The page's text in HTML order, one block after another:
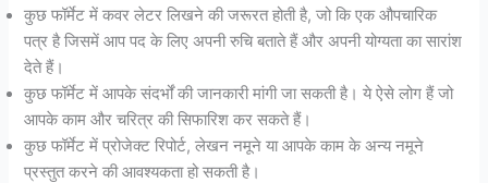
कुछ फॉर्मेट में कवर लेटर लिखने की जरूरत होती है, जो कि एक औपचारिक
पत्र है जिसमें आप पद के लिए अपनी रुचि बताते हैं और अपनी योग्यता का सारांश
देते हैं।
कुछ फॉर्मेट में आपके संदर्भों की जानकारी मांगी जा सकती है। ये ऐसे लोग हैं जो
आपके काम और चरित्र की सिफारिश कर सकते हैं।
कुछ फॉर्मेट में प्रोजेक्ट रिपोर्ट, लेखन नमूने या आपके काम के अन्य नमूने
प्रस्तुत करने की आवश्यकता हो सकती है।